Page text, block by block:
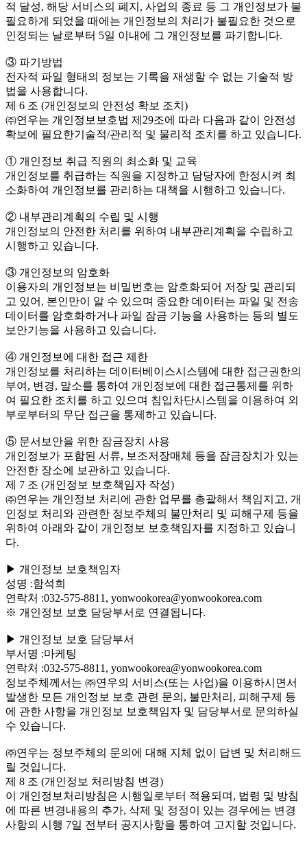
적 달성, 해당 서비스의 폐지, 사업의 종료 등 그 개인정보가 불
필요하게 되었을 때에는 개인정보의 처리가 불필요한 것으로
인정되는 날로부터 5일 이내에 그 개인정보를 파기합니다.
③ 파기방법
전자적 파일 형태의 정보는 기록을 재생할 수 없는 기술적 방
법을 사용합니다.
제 6 조 (개인정보의 안전성 확보 조치)
㈜연우는 개인정보보호법 제29조에 따라 다음과 같이 안전성
확보에 필요한기술적/관리적 및 물리적 조치를 하고 있습니다.
① 개인정보 취급 직원의 최소화 및 교육
개인정보를 취급하는 직원을 지정하고 담당자에 한정시켜 최
소화하여 개인정보를 관리하는 대책을 시행하고 있습니다.
② 내부관리계획의 수립 및 시행
개인정보의 안전한 처리를 위하여 내부관리계획을 수립하고
시행하고 있습니다.
③ 개인정보의 암호화
이용자의 개인정보는 비밀번호는 암호화되어 저장 및 관리되
고 있어, 본인만이 알 수 있으며 중요한 데이터는 파일 및 전송
데이터를 암호화하거나 파일 잠금 기능을 사용하는 등의 별도
보안기능을 사용하고 있습니다.
④ 개인정보에 대한 접근 제한
개인정보를 처리하는 데이터베이스시스템에 대한 접근권한의
부여, 변경, 말소를 통하여 개인정보에 대한 접근통제를 위하
여 필요한 조치를 하고 있으며 침입차단시스템을 이용하여 외
부로부터의 무단 접근을 통제하고 있습니다.
⑤ 문서보안을 위한 잠금장치 사용
개인정보가 포함된 서류, 보조저장매체 등을 잠금장치가 있는
안전한 장소에 보관하고 있습니다.
제 7 조 (개인정보 보호책임자 작성)
㈜연우는 개인정보 처리에 관한 업무를 총괄해서 책임지고, 개
인정보 처리와 관련한 정보주체의 불만처리 및 피해구제 등을
위하여 아래와 같이 개인정보 보호책임자를 지정하고 있습니
다.
▶ 개인정보 보호책임자
성명 :함석희
연락처 :032-575-8811, yonwookorea@yonwookorea.com
※ 개인정보 보호 담당부서로 연결됩니다.
▶ 개인정보 보호 담당부서
부서명 :마케팅
연락처 :032-575-8811, yonwookorea@yonwookorea.com
정보주체께서는 ㈜연우의 서비스(또는 사업)을 이용하시면서
발생한 모든 개인정보 보호 관련 문의, 불만처리, 피해구제 등
에 관한 사항을 개인정보 보호책임자 및 담당부서로 문의하실
수 있습니다.
㈜연우는 정보주체의 문의에 대해 지체 없이 답변 및 처리해드
릴 것입니다.
제 8 조 (개인정보 처리방침 변경)
이 개인정보처리방침은 시행일로부터 적용되며, 법령 및 방침
에 따른 변경내용의 추가, 삭제 및 정정이 있는 경우에는 변경
사항의 시행 7일 전부터 공지사항을 통하여 고지할 것입니다.